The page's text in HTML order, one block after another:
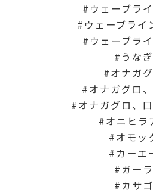
ウェーブラ
ウェーブライ
ウェーブラ
うなぎ
オナガ
オナガグロ
オナガグロ、口
オニヒラ
オモッ
カーエ
ガーラ
カサゴ